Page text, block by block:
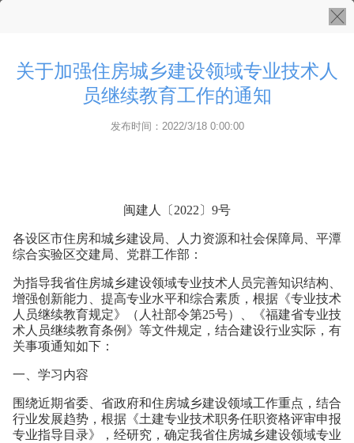
关于加强住房城乡建设领域专业技术人
员继续教育工作的通知
发布时间：2022/3/18 0:00:00
闽建人〔2022〕9号
各设区市住房和城乡建设局、人力资源和社会保障局、平潭
综合实验区交建局、党群工作部：
为指导我省住房城乡建设领域专业技术人员完善知识结构、
增强创新能力、提高专业水平和综合素质，根据《专业技术
人员继续教育规定》（人社部令第25号）、《福建省专业技
术人员继续教育条例》等文件规定，结合建设行业实际，有
关事项通知如下：
一、学习内容
围绕近期省委、省政府和住房城乡建设领域工作重点，结合
行业发展趋势，根据《土建专业技术职务任职资格评审申报
专业指导目录》，经研究，确定我省住房城乡建设领域专业